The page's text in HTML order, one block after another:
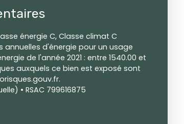
énergie C, Classe climat C
d'énergie pour un usage
de l'année 2021 : entre 1540.00 et
auxquels ce bien est exposé sont
• RSAC 799616875